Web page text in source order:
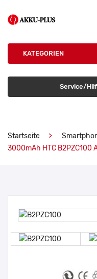
KATEGORIEN
Service/
Startseite
3000mAh HTC B2PZC100